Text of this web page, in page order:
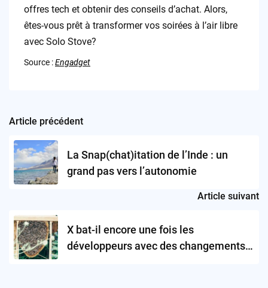
offres tech et obtenir des conseils d’achat. Alors,
êtes-vous prêt à transformer vos soirées à l’air libre
avec Solo Stove?
Source :Engadget
Post
navigation
Article précédent
La Snap(chat)itation de l’Inde : un
grand pas vers l’autonomie
Article suivant
X bat-il encore une fois les
développeurs avec des changements